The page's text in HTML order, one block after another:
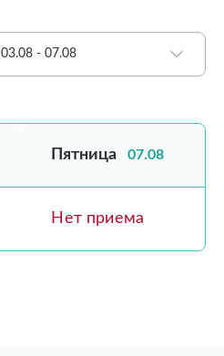
03.08 - 07.08
Пятница 07.08
Нет приема